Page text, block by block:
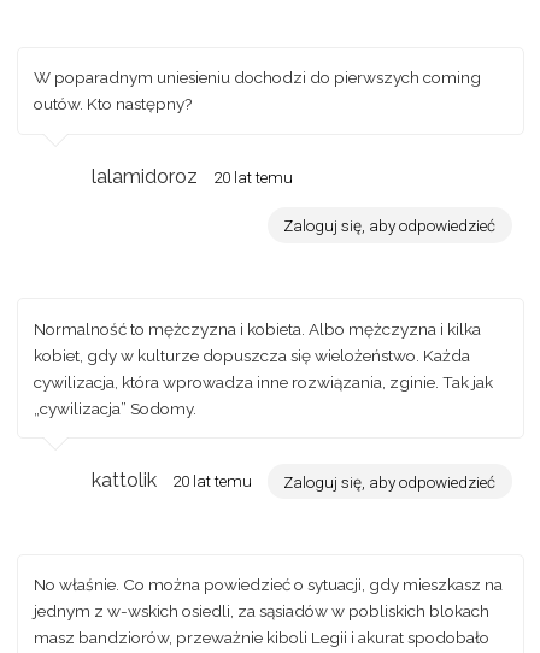
W poparadnym uniesieniu dochodzi do pierwszych coming
outów. Kto następny?
lalamidoroz 20 lat temu
Zaloguj się, aby odpowiedzieć
Normalność to mężczyzna i kobieta. Albo mężczyzna i kilka
kobiet, gdy w kulturze dopuszcza się wielożeństwo. Każda
cywilizacja, która wprowadza inne rozwiązania, zginie. Tak jak
„cywilizacja” Sodomy.
kattolik 20 lat temu Zaloguj się, aby odpowiedzieć
No właśnie. Co można powiedzieć o sytuacji, gdy mieszkasz na
jednym z w-wskich osiedli, za sąsiadów w pobliskich blokach
masz bandziorów, przeważnie kiboli Legii i akurat spodobało